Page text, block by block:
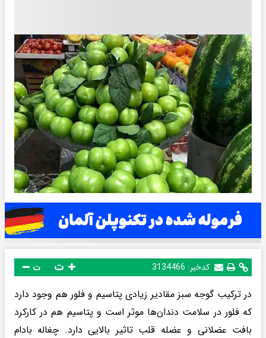
کدخبر: 3134466 ت
در ترکیب گوجه سبز مقادیر زیادی پتاسیم و فلور هم وجود دارد
که فلور در سلامت دندان‌ها موثر است و پتاسیم هم در کارکرد
بافت عضلانی و عضله قلب تاثیر بالایی دارد. چغاله بادام